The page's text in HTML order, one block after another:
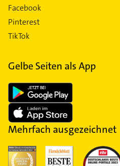
Facebook
Pinterest
TikTok
Gelbe Seiten als App
Mehrfach ausgezeichnet